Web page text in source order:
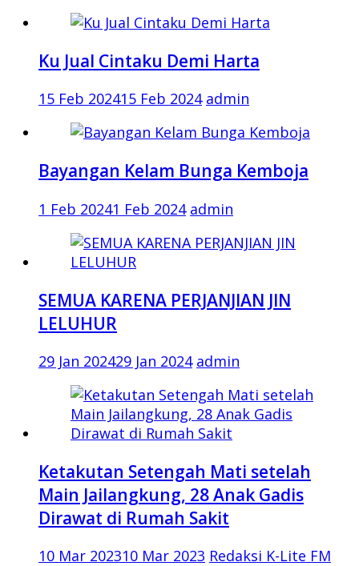
Ku Jual Cintaku Demi Harta
15 Feb 202415 Feb 2024 admin
Bayangan Kelam Bunga Kemboja
1 Feb 20241 Feb 2024 admin
SEMUA KARENA PERJANJIAN JIN
LELUHUR
29 Jan 202429 Jan 2024 admin
Ketakutan Setengah Mati setelah
Main Jailangkung, 28 Anak Gadis
Dirawat di Rumah Sakit
10 Mar 202310 Mar 2023 Redaksi K-Lite FM